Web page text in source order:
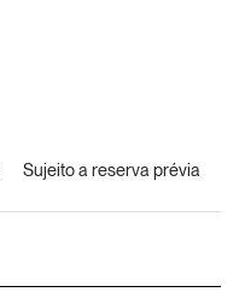
Sujeito a reserva prévia